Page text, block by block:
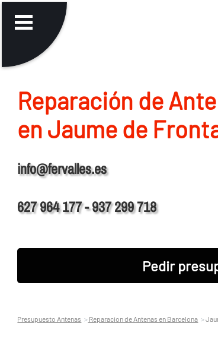
Reparación de
en Jaume de
info@fervalles.es
627 964 177 - 937 299 718
Pedir
Presupuesto Antenas Reparacion de Antenas en Barcelona